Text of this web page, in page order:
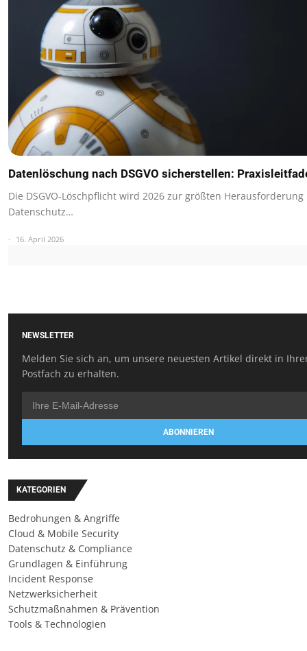
Datenlöschung nach DSGVO sicherstellen:
Die DSGVO-Löschpflicht wird 2026 zur größten Herausforderung
Datenschutz…
16. April 2026
NEWSLETTER
Melden Sie sich an, um unsere neuesten Artikel direkt in
Postfach zu erhalten.
ABONNIEREN
KATEGORIEN
Bedrohungen & Angriffe
Cloud & Mobile Security
Datenschutz & Compliance
Grundlagen & Einführung
Incident Response
Netzwerksicherheit
Schutzmaßnahmen & Prävention
Tools & Technologien